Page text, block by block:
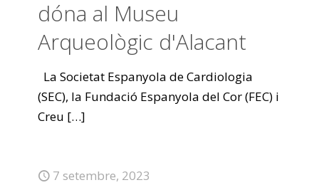
dóna al Museu
Arqueològic d'Alacant
La Societat Espanyola de Cardiologia
(SEC), la Fundació Espanyola del Cor (FEC) i
Creu […]
7 setembre, 2023